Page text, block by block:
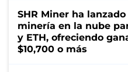
SHR Miner ha
minería en la nube
y ETH, ofreciendo
$10,700 o más